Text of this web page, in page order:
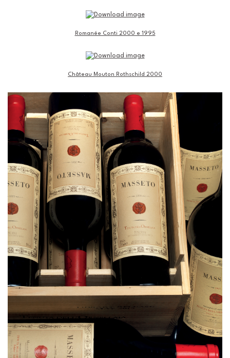
Romanée Conti 2000 e 1995
Château Mouton Rothschild 2000